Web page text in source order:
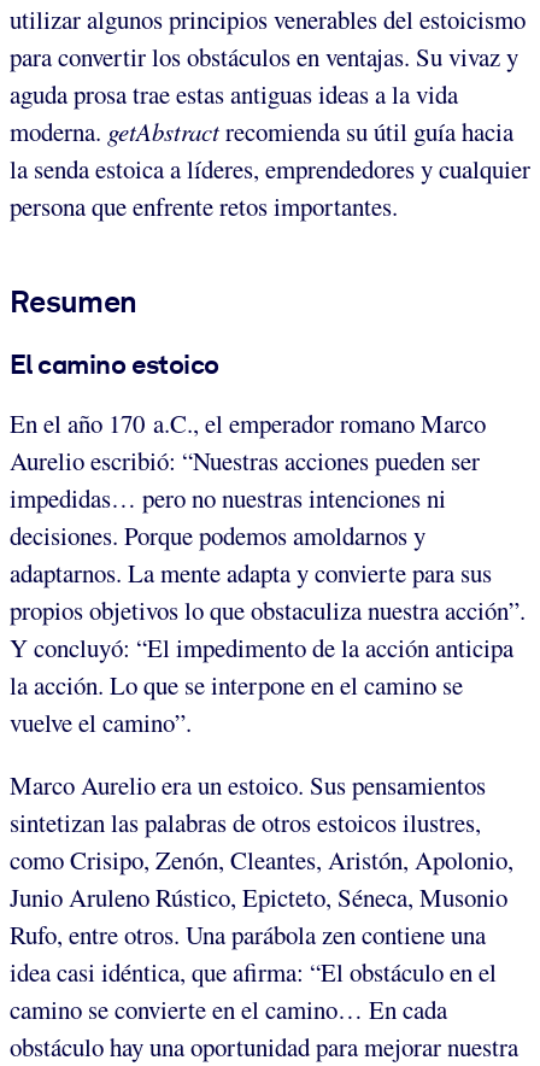
utilizar algunos principios venerables del estoicismo
para convertir los obstáculos en ventajas. Su vivaz y
aguda prosa trae estas antiguas ideas a la vida
moderna. getAbstractrecomienda su útil guía hacia
la senda estoica a líderes, emprendedores y cualquier
persona que enfrente retos importantes.
Resumen
El camino estoico
En el año 170 a.C., el emperador romano Marco
Aurelio escribió: “Nuestras acciones pueden ser
impedidas… pero no nuestras intenciones ni
decisiones. Porque podemos amoldarnos y
adaptarnos. La mente adapta y convierte para sus
propios objetivos lo que obstaculiza nuestra acción”.
Y concluyó: “El impedimento de la acción anticipa
la acción. Lo que se interpone en el camino se
vuelve el camino”.
Marco Aurelio era un estoico. Sus pensamientos
sintetizan las palabras de otros estoicos ilustres,
como Crisipo, Zenón, Cleantes, Aristón, Apolonio,
Junio Aruleno Rústico, Epicteto, Séneca, Musonio
Rufo, entre otros. Una parábola zen contiene una
idea casi idéntica, que afirma: “El obstáculo en el
camino se convierte en el camino… En cada
obstáculo hay una oportunidad para mejorar nuestra